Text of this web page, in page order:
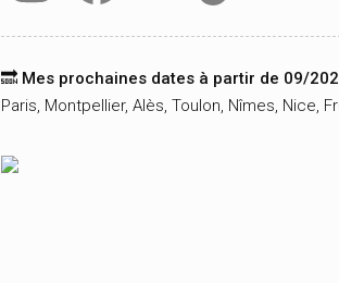
🔜 Mes prochaines dates à partir de 09/
Paris, Montpellier, Alès, Toulon, Nîmes, Nice,